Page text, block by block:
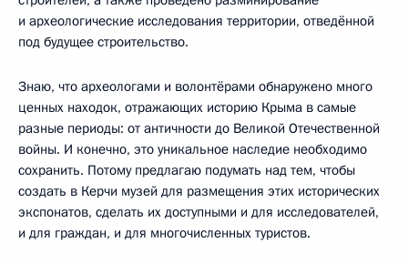
и археологические исследования территории, отведённой
под будущее строительство.
Знаю, что археологами и волонтёрами обнаружено много
ценных находок, отражающих историю Крыма в самые
разные периоды: от античности до Великой Отечественной
войны. И конечно, это уникальное наследие необходимо
сохранить. Потому предлагаю подумать над тем, чтобы
создать в Керчи музей для размещения этих исторических
экспонатов, сделать их доступными и для исследователей,
и для граждан, и для многочисленных туристов.